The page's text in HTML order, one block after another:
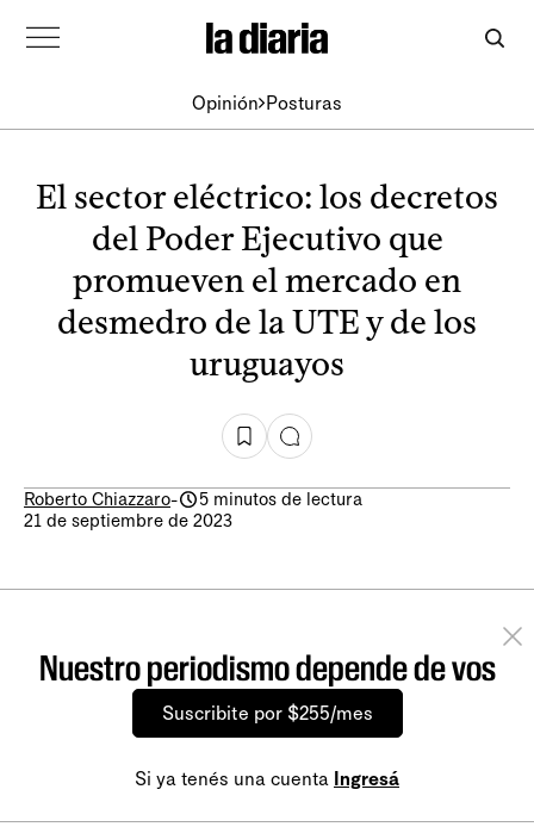
Opinión Posturas
El sector eléctrico: los decretos
del Poder Ejecutivo que
promueven el mercado en
desmedro de la UTE y de los
uruguayos
Roberto Chiazzaro-
5 minutos de lectura
21 de septiembre de 2023
Nuestro periodismo depende de vos
Suscribite por $255/mes
Si ya tenés una cuenta Ingresá